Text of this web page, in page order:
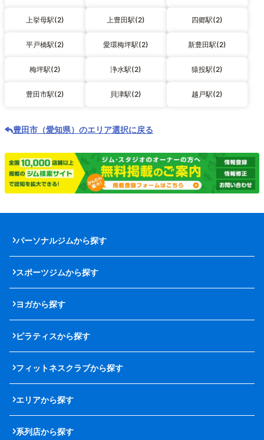
上挙母駅(2) 上豊田駅(2) 四郷駅(2)
平戸橋駅(2) 愛環梅坪駅(2) 新豊田駅(2)
梅坪駅(2) 浄水駅(2) 猿投駅(2)
豊田市駅(2) 貝津駅(2) 越戸駅(2)
豊田市（愛知県）のエリア選択に戻る
パーソナルジムから探す
スポーツジムから探す
ヨガから探す
ピラティスから探す
フィットネスクラブから探す
エリアから探す
系列店から探す